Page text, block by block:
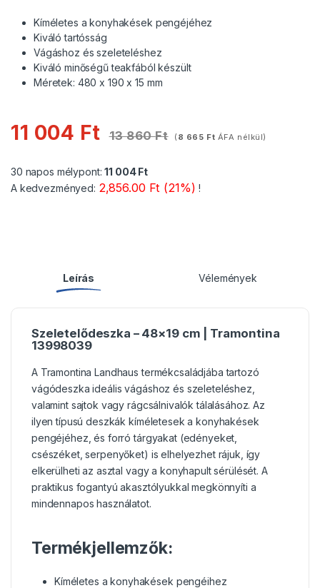
Kíméletes a konyhakések pengéjéhez
Kiváló tartósság
Vágáshoz és szeleteléshez
Kiváló minőségű teakfából készült
Méretek: 480 x 190 x 15 mm
11 004 Ft 13 860Ft ( 8 665 Ft ÁFA nélkül)
30 napos mélypont:11 004 Ft
A kedvezményed: 2,856.00 Ft (21%)!
Leírás Vélemények
Szeletelődeszka – 48×19 cm | Tramontina
13998039
A Tramontina Landhaus termékcsaládjába tartozó
vágódeszka ideális vágáshoz és szeleteléshez,
valamint sajtok vagy rágcsálnivalók tálalásához. Az
ilyen típusú deszkák kíméletesek a konyhakések
pengéjéhez, és forró tárgyakat (edényeket,
csészéket, serpenyőket) is elhelyezhet rájuk, így
elkerülheti az asztal vagy a konyhapult sérülését. A
praktikus fogantyú akasztólyukkal megkönnyíti a
mindennapos használatot.
Termékjellemzők:
Kíméletes a konyhakések pengéihez